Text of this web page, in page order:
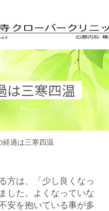
は三寒四温
経過は三寒四温
方は、「少し良くなっ
した。よくなっていな
安を抱いている事が多